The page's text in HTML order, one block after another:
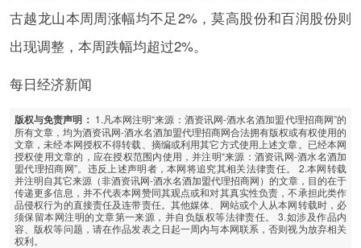
古越龙山本周周涨幅均不足2%，莫高股份和百润股份则
出现调整，本周跌幅均超过2%。
每日经济新闻
版权与免责声明： 1.凡本网注明“来源：酒资讯网-酒水名酒加盟代理招商网”的
所有文章，均为酒资讯网-酒水名酒加盟代理招商网合法拥有版权或有权使用的
文章，未经本网授权不得转载、摘编或利用其它方式使用上述文章。已经本网
授权使用文章的，应在授权范围内使用，并注明“来源：酒资讯网-酒水名酒加
盟代理招商网”。违反上述声明者，本网将追究其相关法律责任。 2.本网转载
并注明自其它来源（非酒资讯网-酒水名酒加盟代理招商网）的文章，目的在于
传递更多信息，并不代表本网赞同其观点或和对其真实性负责，不承担此类作
品侵权行为的直接责任及连带责任。其他媒体、网站或个人从本网转载时，必
须保留本网注明的文章第一来源，并自负版权等法律责任。 3.如涉及作品内
容、版权等问题，请在作品发表之日起一周内与本网联系，否则视为放弃相关
权利。